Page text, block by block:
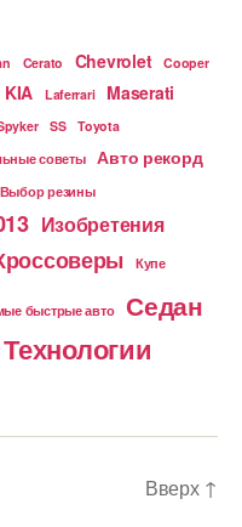
Cerato Chevrolet
Cooper
KIA Laferrari Maserati
SS Toyota
советы
Авто рекорд
Выбор резины
Изобретения
Купе
быстрые авто Седан
Технологии
Вверх ↑